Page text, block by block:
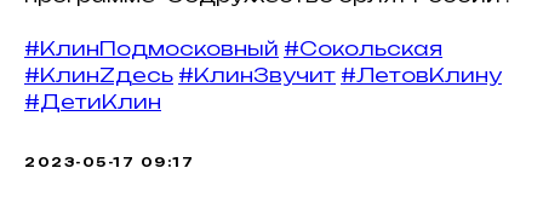
#КлинПодмосковный #Сокольская
#КлинZдесь #КлинЗвучит #ЛетовКлину
#ДетиКлин
2023-05-17 09:17